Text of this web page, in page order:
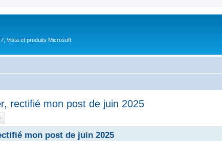
Vista et produits Microsoft
rectifié mon post de juin 2025
mon post de juin 2025